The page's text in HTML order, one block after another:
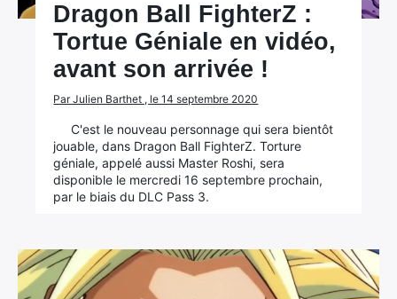
Dragon Ball FighterZ :
Tortue Géniale en vidéo,
avant son arrivée !
Par Julien Barthet , le 14 septembre 2020
C'est le nouveau personnage qui sera bientôt
jouable, dans Dragon Ball FighterZ. Torture
géniale, appelé aussi Master Roshi, sera
disponible le mercredi 16 septembre prochain,
par le biais du DLC Pass 3.